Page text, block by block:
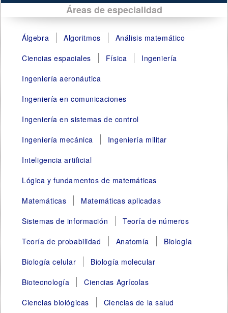
Áreas de especialidad
Álgebra Algoritmos
Análisis matemático
Ciencias espaciales
Física
Ingeniería
Ingeniería aeronáutica
Ingeniería en comunicaciones
Ingeniería en sistemas de control
Ingeniería mecánica
Ingeniería militar
Inteligencia artificial
Lógica y fundamentos de matemáticas
Matemáticas
Matemáticas aplicadas
Sistemas de información
Teoría de números
Teoría de probabilidad
Anatomía
Biología
Biología celular
Biología molecular
Biotecnología
Ciencias Agrícolas
Ciencias biológicas
Ciencias de la salud